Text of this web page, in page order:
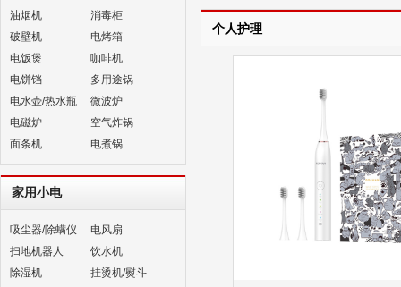
油烟机
消毒柜
破壁机
电烤箱
电饭煲
咖啡机
电饼铛
多用途锅
电水壶/热水瓶
微波炉
电磁炉
空气炸锅
面条机
电煮锅
家用小电
吸尘器/除螨仪
电风扇
扫地机器人
饮水机
除湿机
挂烫机/熨斗
个人护理